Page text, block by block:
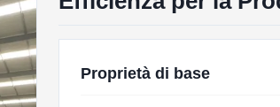
Proprietà di base